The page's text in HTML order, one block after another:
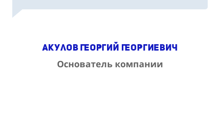
Акулов Георгий Георгиевич
Основатель компании